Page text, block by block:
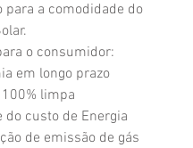
para a comodidade do
o consumidor:
em longo prazo
limpa
do custo de Energia
de emissão de gás